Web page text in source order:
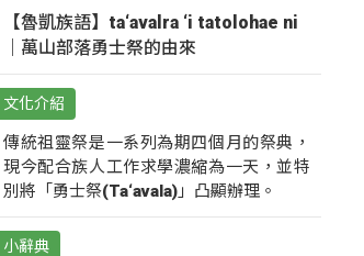
【魯凱族語】ta‘avalra ‘i tatolohae ni
｜萬山部落勇士祭的由來
文化介紹
傳統祖靈祭是一系列為期四個月的祭典，
現今配合族人工作求學濃縮為一天，並特
別將「勇士祭(Ta‘avala)」凸顯辦理。
小辭典